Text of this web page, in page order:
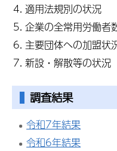
適用法規別の状況
企業の全常用労働者
主要団体への加盟状
新設・解散等の状況
調査結果
令和7年結果
令和6年結果